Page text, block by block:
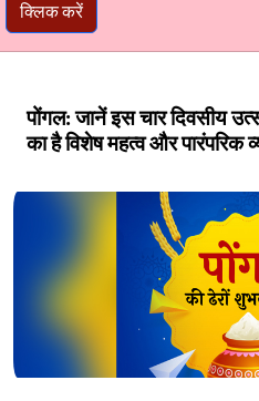
क्लिक करें
पोंगल: जानें इस चार दिवसीय
का है विशेष महत्व और पारंपरिक